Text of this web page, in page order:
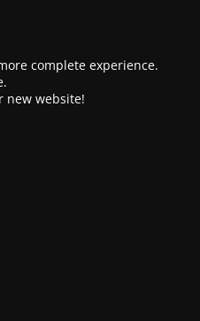
complete experience.
new website!